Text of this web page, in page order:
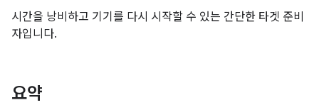
시간을 낭비하고 기기를 다시 시작할 수 있는 간단한 타겟 준비
자입니다.
요약